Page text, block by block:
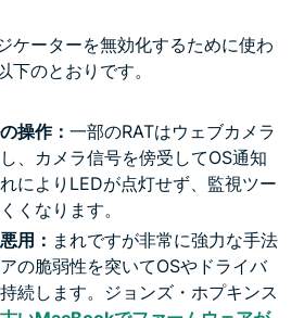
ケーターを無効化するために使わ
下のとおりです。
操作： 一部のRATはウェブカメラ
、カメラ信号を傍受してOS通知
によりLEDが点灯せず、監視ツー
くなります。
用： まれですが非常に強力な手法
の脆弱性を突いてOSやドライバ
続します。ジョンズ・ホプキンス